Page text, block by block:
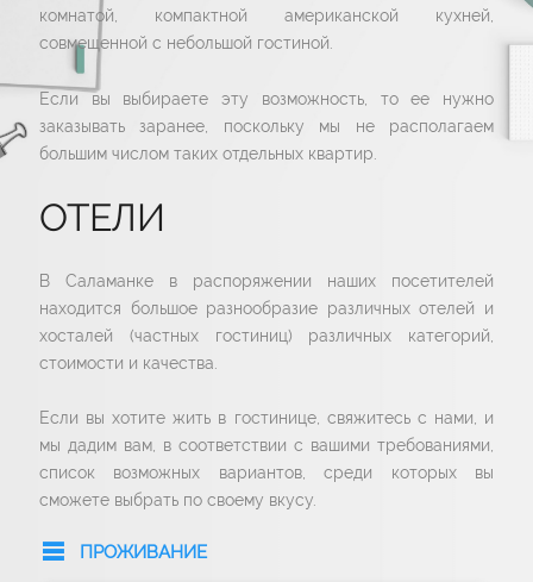
комнатой, компактной американской кухней,
совмещенной с небольшой гостиной.
Если вы выбираете эту возможность, то ее нужно
заказывать заранее, поскольку мы не располагаем
большим числом таких отдельных квартир.
ОТЕЛИ
В Саламанке в распоряжении наших посетителей
находится большое разнообразие различных отелей и
хосталей (частных гостиниц) различных категорий,
стоимости и качества.
Если вы хотите жить в гостинице, свяжитесь с нами, и
мы дадим вам, в соответствии с вашими требованиями,
список возможных вариантов, среди которых вы
сможете выбрать по своему вкусу.
ПРОЖИВАНИЕ